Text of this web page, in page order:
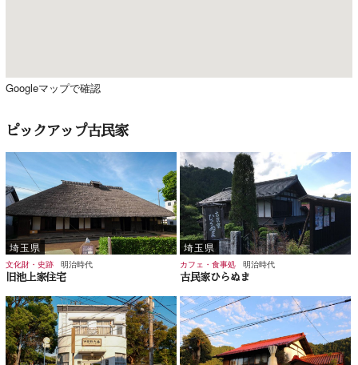
Googleマップで確認
ピックアップ古民家
埼玉県
文化財・史跡 明治時代
旧池上家住宅
埼玉県
カフェ・食事処 明治時代
古民家ひらぬま